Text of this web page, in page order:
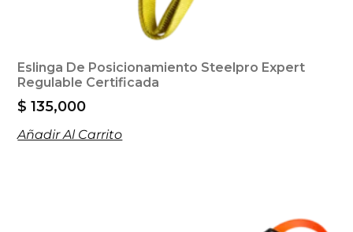
Eslinga De Posicionamiento Steelpro Expert
Regulable Certificada
$ 135,000
Añadir Al Carrito